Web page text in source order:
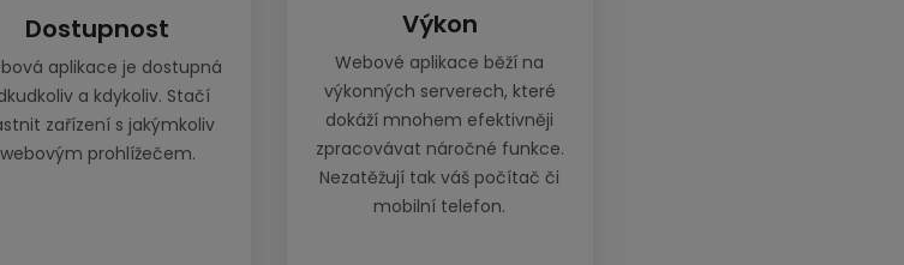
Dostupnost
aplikace je dostupná
a kdykoliv. Stačí
zařízení s jakýmkoliv
webovým prohlížečem.
Výkon
Webové aplikace běží na
výkonných serverech, které
dokáží mnohem efektivněji
zpracovávat náročné funkce.
Nezatěžují tak váš počítač či
mobilní telefon.